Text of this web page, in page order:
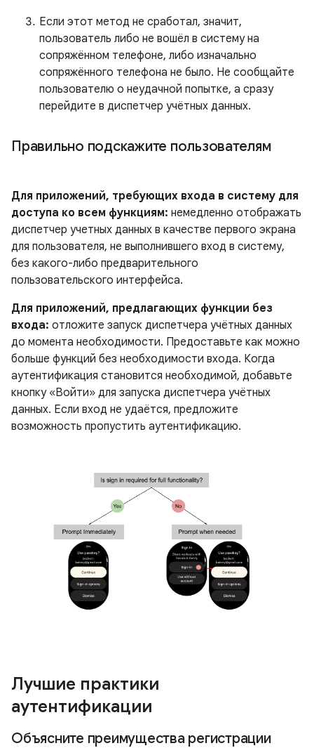
Если этот метод не сработал, значит,
пользователь либо не вошёл в систему на
сопряжённом телефоне, либо изначально
сопряжённого телефона не было. Не сообщайте
пользователю о неудачной попытке, а сразу
перейдите в диспетчер учётных данных.
Правильно подскажите пользователям
Для приложений, требующих входа в систему для
доступа ко всем функциям: немедленно отображать
диспетчер учетных данных в качестве первого экрана
для пользователя, не выполнившего вход в систему,
без какого-либо предварительного
пользовательского интерфейса.
Для приложений, предлагающих функции без
входа: отложите запуск диспетчера учётных данных
до момента необходимости. Предоставьте как можно
больше функций без необходимости входа. Когда
аутентификация становится необходимой, добавьте
кнопку «Войти» для запуска диспетчера учётных
данных. Если вход не удаётся, предложите
возможность пропустить аутентификацию.
Лучшие практики
аутентификации
Объясните преимущества регистрации